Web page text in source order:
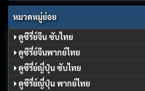
หมวดหมู่ย่อย
ดูซีรี่ย์จีน ซับไทย
ดูซีรี่ย์จีนพากย์ไทย
ดูซีรี่ย์ญี่ปุ่น ซับไทย
ดูซีรี่ย์ญี่ปุ่น พากย์ไทย